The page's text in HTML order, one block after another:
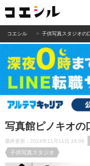
コエシル 子供写真スタジオの
写真館ピノキオの
最終更新：2024年11月11日 16:06
子供写真スタジオ